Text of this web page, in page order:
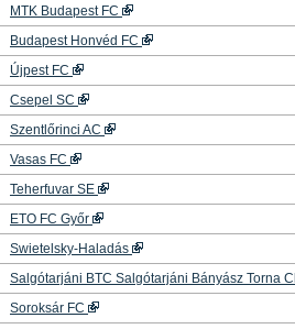
MTK Budapest FC
Budapest Honvéd FC
Újpest FC
Csepel SC
Szentlőrinci AC
Vasas FC
Teherfuvar SE
ETO FC Győr
Swietelsky-Haladás
Salgótarjáni BTC Salgótarjáni Bányász Torna
Soroksár FC